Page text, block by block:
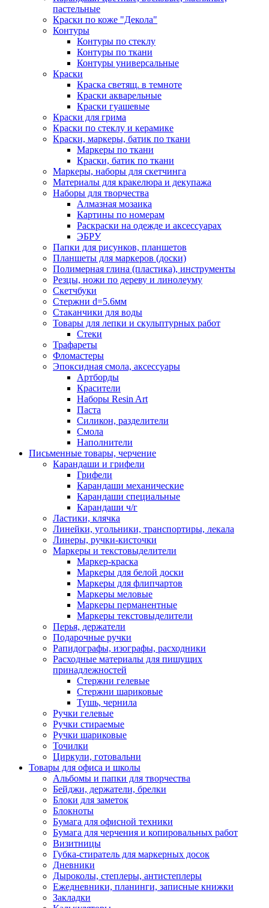
пастельные
Краски по коже "Декола"
Контуры
Контуры по стеклу
Контуры по ткани
Контуры универсальные
Краски
Краска светящ. в темноте
Краски акварельные
Краски гуашевые
Краски для грима
Краски по стеклу и керамике
Краски, маркеры, батик по ткани
Маркеры по ткани
Краски, батик по ткани
Маркеры, наборы для скетчинга
Материалы для кракелюра и декупажа
Наборы для творчества
Алмазная мозаика
Картины по номерам
Раскраски на одежде и аксессуарах
ЭБРУ
Папки для рисунков, планшетов
Планшеты для маркеров (доски)
Полимерная глина (пластика), инструменты
Резцы, ножи по дереву и линолеуму
Скетчбуки
Стержни d=5.6мм
Стаканчики для воды
Товары для лепки и скульптурных работ
Стеки
Трафареты
Фломастеры
Эпоксидная смола, аксессуары
Артборды
Красители
Наборы Resin Art
Паста
Силикон, разделители
Смола
Наполнители
Письменные товары, черчение
Карандаши и грифели
Грифели
Карандаши механические
Карандаши специальные
Карандаши ч/г
Ластики, клячка
Линейки, угольники, транспортиры, лекала
Линеры, ручки-кисточки
Маркеры и текстовыделители
Маркер-краска
Маркеры для белой доски
Маркеры для флипчартов
Маркеры меловые
Маркеры перманентные
Маркеры текстовыделители
Перья, держатели
Подарочные ручки
Рапидографы, изографы, расходники
Расходные материалы для пишущих
принадлежностей
Стержни гелевые
Стержни шариковые
Тушь, чернила
Ручки гелевые
Ручки стираемые
Ручки шариковые
Точилки
Циркули, готовальни
Товары для офиса и школы
Альбомы и папки для творчества
Бейджи, держатели, брелки
Блоки для заметок
Блокноты
Бумага для офисной техники
Бумага для черчения и копировальных работ
Визитницы
Губка-стиратель для маркерных досок
Дневники
Дыроколы, степлеры, антистеплеры
Ежедневники, планинги, записные книжки
Закладки